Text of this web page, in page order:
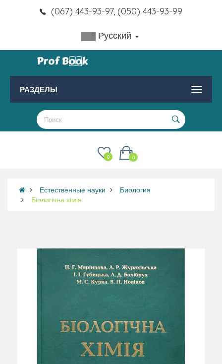
(067) 443-93-97, (050) 443-93-99
Русский
РАЗДЕЛЫ
0
0
Естественные науки
Биология
Біологічна хімія